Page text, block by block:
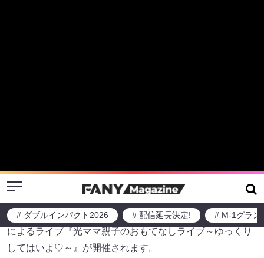
御船町）にて、結成15年の「しゃかりき」こと光ママ親子
によるライブ『光ママ親子のおもてなしライブ～ゆっくり
してはいよ♡～』が開催されます。